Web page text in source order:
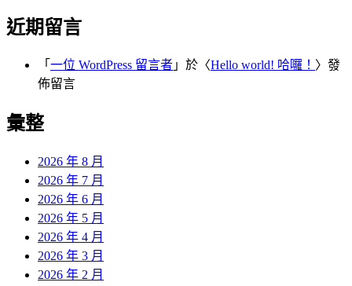
近期留言
「 一位 WordPress 留言者 」於〈Hello world! 哈囉！ 〉發
佈留言
彙整
2026 年 8 月
2026 年 7 月
2026 年 6 月
2026 年 5 月
2026 年 4 月
2026 年 3 月
2026 年 2 月